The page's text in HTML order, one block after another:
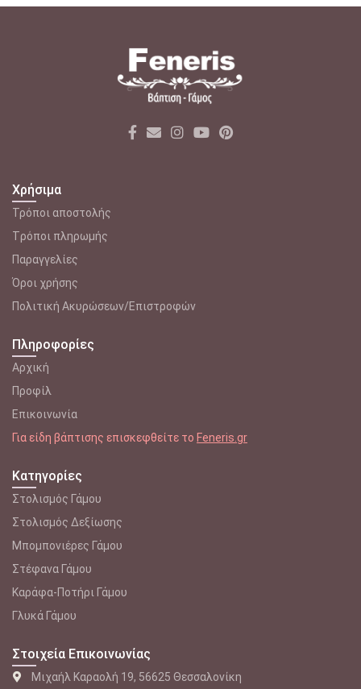
Χρήσιμα
Τρόποι αποστολής
Tρόποι πληρωμής
Παραγγελίες
Όροι χρήσης
Πολιτική Ακυρώσεων/Επιστροφών
Πληροφορίες
Αρχική
Προφίλ
Επικοινωνία
Για είδη βάπτισης επισκεφθείτε το Feneris.gr
Κατηγορίες
Στολισμός Γάμου
Στολισμός Δεξίωσης
Μπομπονιέρες Γάμου
Στέφανα Γάμου
Καράφα-Ποτήρι Γάμου
Γλυκά Γάμου
Στοιχεία Επικοινωνίας
Μιχαήλ Καραολή 19, 56625 Θεσσαλονίκη